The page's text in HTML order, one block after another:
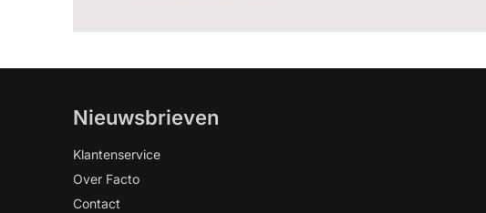
Nieuwsbrieven
Klantenservice
Over Facto
Contact